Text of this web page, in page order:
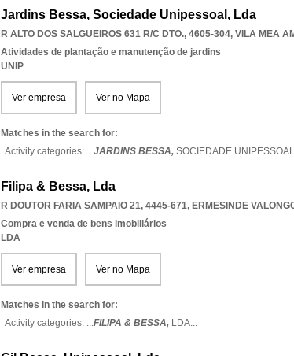
Jardins Bessa, Sociedade Unipessoal, Lda
R ALTO DOS SALGUEIROS 631 R/C DTO., 4605-304, VILA MEA
Atividades de plantação e manutenção de jardins
UNIP
Ver empresa Ver no Mapa
Matches in the search for:
Activity categories: ...JARDINS BESSA, SOCIEDADE UNIPESSOAL
Filipa & Bessa, Lda
R DOUTOR FARIA SAMPAIO 21, 4445-671, ERMESINDE
Compra e venda de bens imobiliários
LDA
Ver empresa Ver no Mapa
Matches in the search for:
Activity categories: ...FILIPA & BESSA, LDA...